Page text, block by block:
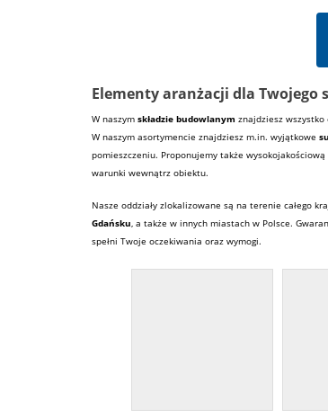
Elementy aranżacji dla Twojego
W naszym składzie budowlanym znajdziesz
W naszym asortymencie znajdziesz m.in. wyjątkowe
pomieszczeniu. Proponujemy także wysokojakościową
warunki wewnątrz obiektu.
Nasze oddziały zlokalizowane są na terenie całego
Gdańsku, a także w innych miastach w Polsce.
spełni Twoje oczekiwania oraz wymogi.